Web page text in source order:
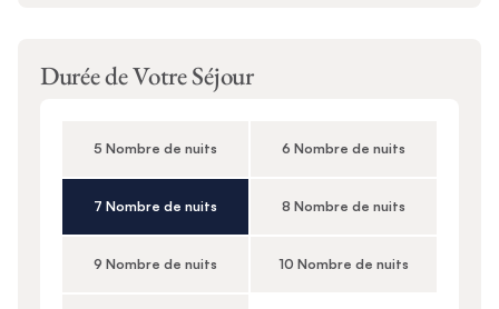
Durée de Votre Séjour
5 Nombre de nuits 6 Nombre de nuits
7 Nombre de nuits 8 Nombre de nuits
9 Nombre de nuits 10 Nombre de nuits